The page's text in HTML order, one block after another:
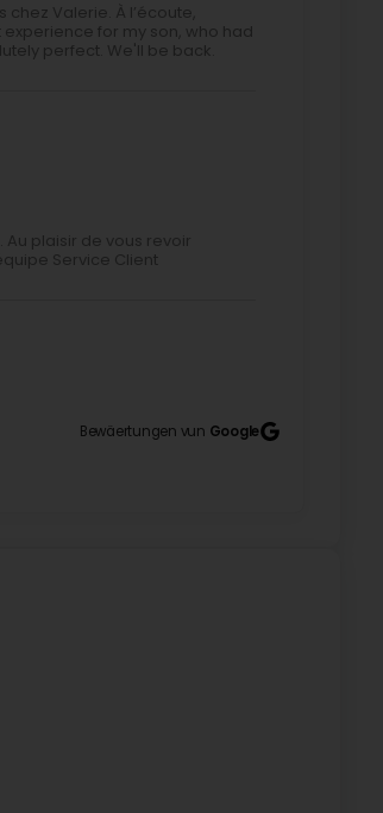
Valerie. À l’écoute,
for my son, who had
perfect. We'll be back.
plaisir de vous revoir
Service Client
Bewäertungen vun Google